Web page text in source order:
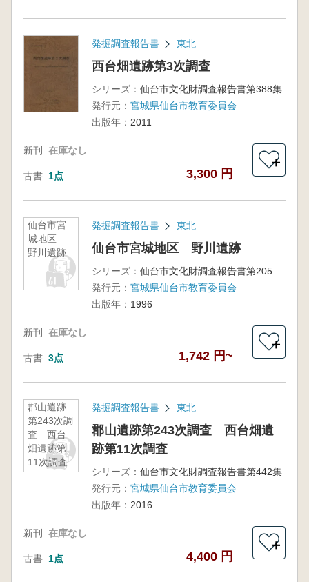
発掘調査報告書 東北
西台畑遺跡第3次調査
シリーズ： 仙台市文化財調査報告書第388集
発行元： 宮城県仙台市教育委員会
出版年： 2011
新刊 在庫なし
古書 1点 3,300 円
＋
仙台市宮
城地区
野川遺跡
発掘調査報告書 東北
仙台市宮城地区 野川遺跡
シリーズ：
仙台市文化財調査報告書第205集
発行元： 宮城県仙台市教育委員会
出版年： 1996
新刊 在庫なし
古書 3点 1,742 円~
＋
郡山遺跡
第243次調
査 西台
畑遺跡第
11次調査
発掘調査報告書 東北
郡山遺跡第243次調査 西台畑遺
跡第11次調査
シリーズ： 仙台市文化財調査報告書第442集
発行元： 宮城県仙台市教育委員会
出版年： 2016
新刊 在庫なし
古書 1点 4,400 円
＋